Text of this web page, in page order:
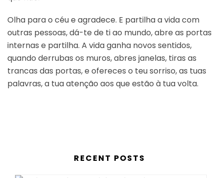
Olha para o céu e agradece. E partilha a vida com
outras pessoas, dá-te de ti ao mundo, abre as portas
internas e partilha. A vida ganha novos sentidos,
quando derrubas os muros, abres janelas, tiras as
trancas das portas, e ofereces o teu sorriso, as tuas
palavras, a tua atenção aos que estão à tua volta.
RECENT POSTS